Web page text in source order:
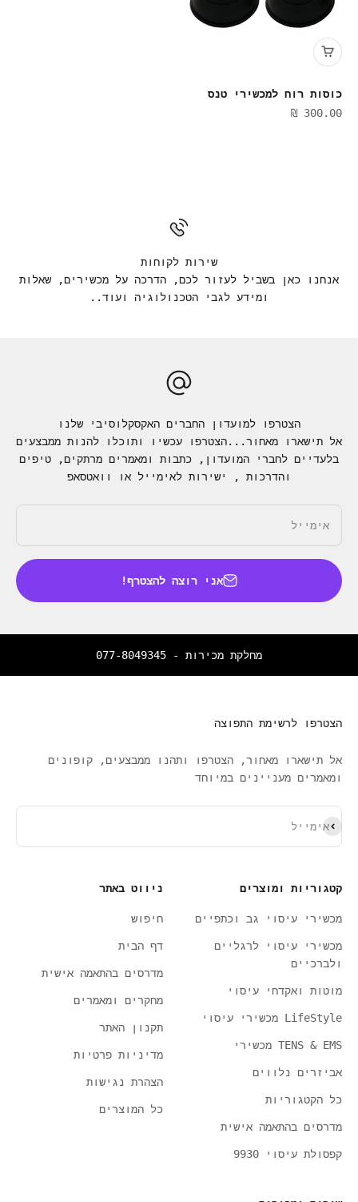
כוסות רוח למכשירי טנס
מחיר מבצע
300.00 ₪
שירות לקוחות
אנחנו כאן בשביל לעזור לכם, הדרכה על מכשירים, שאלות
ומידע לגבי הטכנולוגיה ועוד..
הצטרפו למועדון החברים האקסקלוסיבי שלנו
אל תישארו מאחור...הצטרפו עכשיו ותוכלו להנות ממבצעים
בלעדיים לחברי המועדון, כתבות ומאמרים מרתקים, טיפים
והדרכות , ישירות לאימייל או וואטסאפ
אימייל
אני רוצה להצטרף!
מחלקת מכירות - 077-8049345
הצטרפו לרשימת התפוצה
אל תישארו מאחור, הצטרפו ותהנו ממבצעים, קופונים
ומאמרים מעניינים במיוחד
אימייל
כמנוי
קטגוריות ומוצרים
מכשירי עיסוי גב וכתפיים
מכשירי עיסוי לרגליים
ולברכיים
מוטות ואקדחי עיסוי
LifeStyle מכשירי עיסוי
TENS & EMS מכשירי
אביזרים נלווים
כל הקטגוריות
מדרסים בהתאמה אישית
קפסולת עיסוי 9930
ניווט באתר
חיפוש
דף הבית
מדרסים בהתאמה אישית
מחקרים ומאמרים
תקנון האתר
מדיניות פרטיות
הצהרת נגישות
כל המוצרים